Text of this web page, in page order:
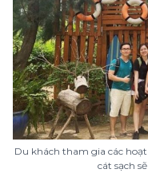
Du khách tham gia các
cát sạch